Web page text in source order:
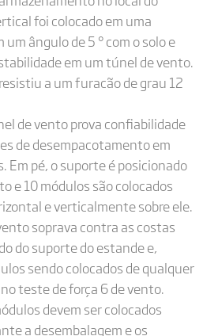
foi colocado em uma
ângulo de 5 ° com o solo e
em um túnel de vento.
a um furacão de grau 12
de vento prova confiabilidade
de desempacotamento em
Em pé, o suporte é posicionado
e 10 módulos são colocados
e verticalmente sobre ele.
soprava contra as costas
do suporte do estande e,
sendo colocados de qualquer
teste de força 6 de vento.
devem ser colocados
a desembalagem e os